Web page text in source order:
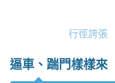
行徑誇張
逼車、踹門樣樣來